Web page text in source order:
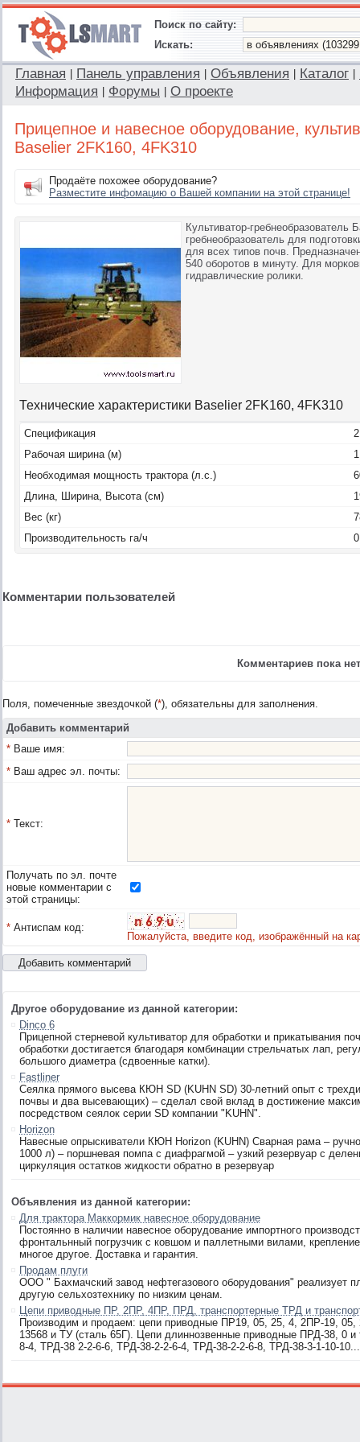
Поиск по сайту:
Искать:
Главная Панель управления Объявления Каталог
Информация
Форумы О проекте
Прицепное и навесное оборудование,
Baselier 2FK160, 4FK310
Продаёте похожее оборудование?
Разместите инфомацию о Вашей компании на этой странице!
Культиватор-гребнеобразователь
гребнеобразователь для
для всех типов почв.
540 оборотов в минуту. Для
гидравлические ролики.
Технические характеристики Baselier 2FK160, 4FK310
Спецификация
Рабочая ширина (м)
Необходимая мощность трактора (л.с.)
Длина, Ширина, Высота (см)
Вес (кг)
Производительность га/ч
Комментарии пользователей
Комментариев пока
Поля, помеченные звездочкой (*), обязательны для заполнения.
Добавить комментарий
* Ваше имя:
* Ваш адрес эл. почты:
* Текст:
Получать по эл. почте
новые комментарии с
этой страницы:
* Антиспам код:
Пожалуйста, введите код, изображённый на
Другое оборудование из данной категории:
Dinco 6
Прицепной стерневой культиватор для обработки и прикатывания
обработки достигается благодаря комбинации стрельчатых лап,
большого диаметра (сдвоенные катки).
Fastliner
Сеялка прямого высева КЮН SD (KUHN SD) 30-летний опыт с
почвы и два высевающих) – сделал свой вклад в достижение
посредством сеялок серии SD компании "KUHN".
Horizon
Навесные опрыскиватели КЮН Horizon (KUHN) Сварная рама –
1000 л) – поршневая помпа с диафрагмой – узкий резервуар с
циркуляция остатков жидкости обратно в резервуар
Объявления из данной категории:
Для трактора Маккормик навесное оборудование
Постоянно в наличии навесное оборудование импортного
фронтальнный погрузчик с ковшом и паллетными вилами,
многое другое. Доставка и гарантия.
Продам плуги
ООО " Бахмачский завод нефтегазового оборудования" реализует
другую сельхозтехнику по низким ценам.
Цепи приводные ПР, 2ПР, 4ПР, ПРД, транспортерные ТРД и
Производим и продаем: цепи приводные ПР19, 05, 25, 4, 2ПР-19,
13568 и ТУ (сталь 65Г). Цепи длиннозвенные приводные ПРД-38, 0
8-4, ТРД-38 2-2-6-6, ТРД-38-2-2-6-4, ТРД-38-2-2-6-8, ТРД-38-3-1-10-10...